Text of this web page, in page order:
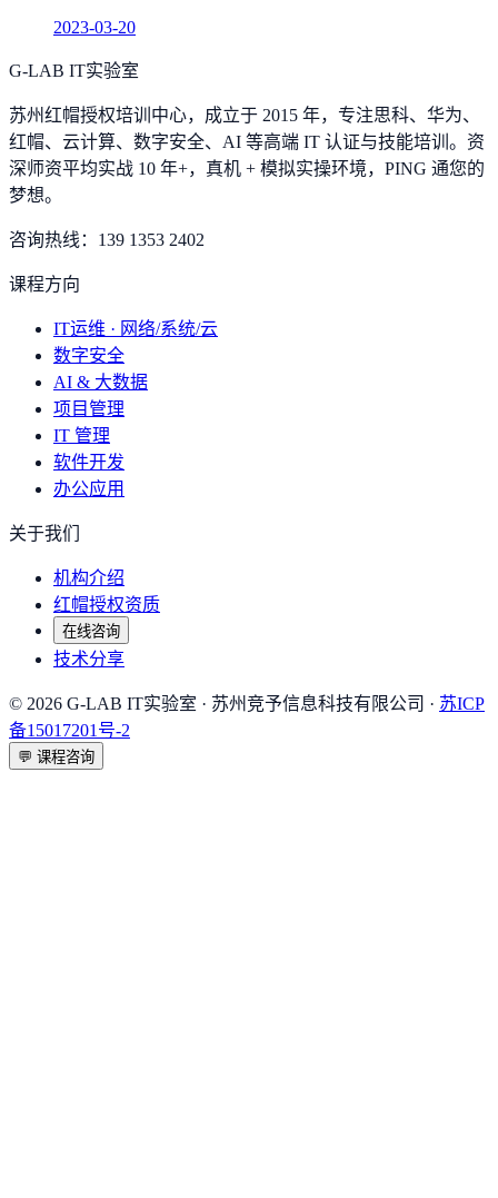
2023-03-20
G-LAB IT实验室
苏州红帽授权培训中心，成立于 2015 年，专注思科、华为、
红帽、云计算、数字安全、AI 等高端 IT 认证与技能培训。资
深师资平均实战 10 年+，真机 + 模拟实操环境， PING 通您的
梦想。
咨询热线： 139 1353 2402
课程方向
IT运维 · 网络/系统/云
数字安全
AI & 大数据
项目管理
IT 管理
软件开发
办公应用
关于我们
机构介绍
红帽授权资质
在线咨询
技术分享
© 2026 G-LAB IT实验室 · 苏州竞予信息科技有限公司 · 苏ICP
备15017201号-2
💬 课程咨询